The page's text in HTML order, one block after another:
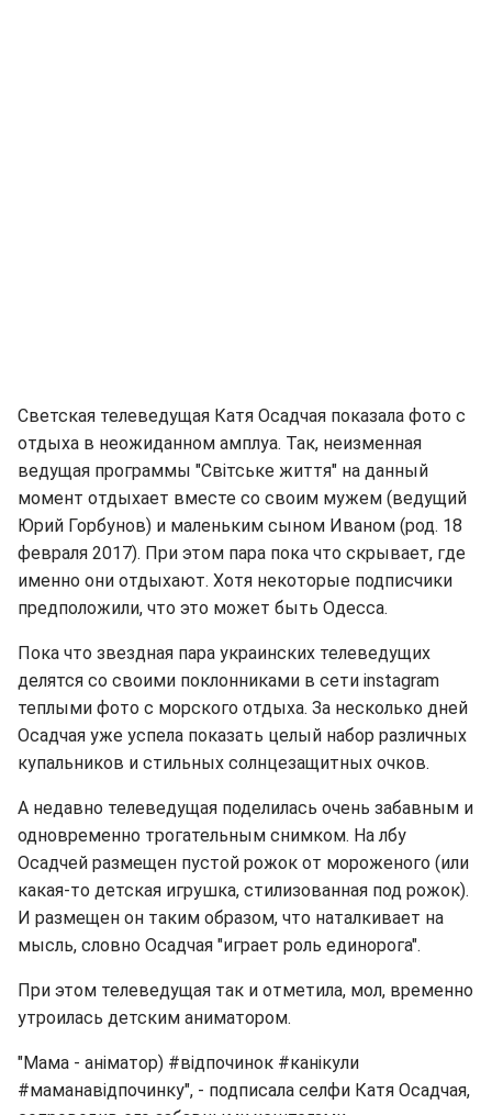
Светская телеведущая Катя Осадчая показала фото с
отдыха в неожиданном амплуа. Так, неизменная
ведущая программы "Світське життя" на данный
момент отдыхает вместе со своим мужем (ведущий
Юрий Горбунов) и маленьким сыном Иваном (род. 18
февраля 2017). При этом пара пока что скрывает, где
именно они отдыхают. Хотя некоторые подписчики
предположили, что это может быть Одесса.
Пока что звездная пара украинских телеведущих
делятся со своими поклонниками в сети instagram
теплыми фото с морского отдыха. За несколько дней
Осадчая уже успела показать целый набор различных
купальников и стильных солнцезащитных очков.
А недавно телеведущая поделилась очень забавным и
одновременно трогательным снимком. На лбу
Осадчей размещен пустой рожок от мороженого (или
какая-то детская игрушка, стилизованная под рожок).
И размещен он таким образом, что наталкивает на
мысль, словно Осадчая "играет роль единорога".
При этом телеведущая так и отметила, мол, временно
утроилась детским аниматором.
"Мама - аніматор) #відпочинок #канікули
#маманавідпочинку", - подписала селфи Катя Осадчая,